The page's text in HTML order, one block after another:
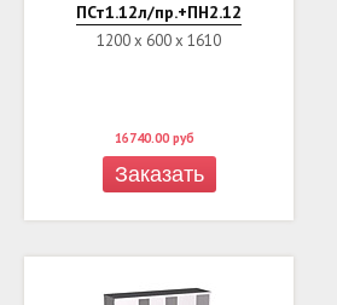
ПСт1.12л/пр.+ПН2.12
1200 х 600 х 1610
16740.00 руб
Заказать